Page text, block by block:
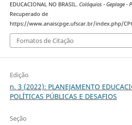
EDUCACIONAL NO BRASIL. Colóquios - Geplage -
Recuperado de
https://www.anaiscpge.ufscar.br/index.php/
Fomatos de Citação
Edição
n. 3 (2022): PLANEJAMENTO
POLÍTICAS PÚBLICAS E DESAFIOS
Seção